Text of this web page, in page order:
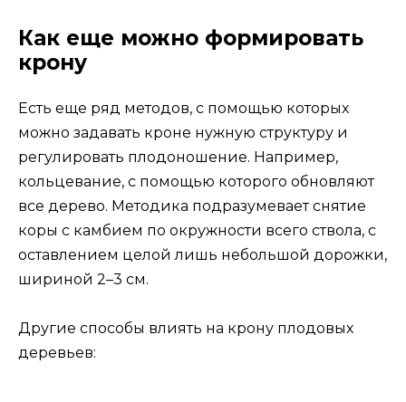
Как еще можно формировать
крону
Есть еще ряд методов, с помощью которых
можно задавать кроне нужную структуру и
регулировать плодоношение. Например,
кольцевание, с помощью которого обновляют
все дерево. Методика подразумевает снятие
коры с камбием по окружности всего ствола, с
оставлением целой лишь небольшой дорожки,
шириной 2–3 см.
Другие способы влиять на крону плодовых
деревьев: